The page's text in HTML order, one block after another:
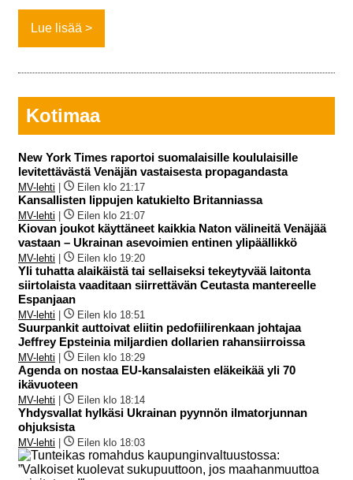
Lue lisää
Kotimaa
New York Times raportoi suomalaisille koululaisille
levitettävästä Venäjän vastaisesta propagandasta
MV-lehti | Eilen klo 21:17
Kansallisten lippujen katukielto Britanniassa
MV-lehti | Eilen klo 21:07
Kiovan joukot käyttäneet kaikkia Naton välineitä Venäjää
vastaan – Ukrainan asevoimien entinen ylipäällikkö
MV-lehti | Eilen klo 19:20
Yli tuhatta alaikäistä tai sellaiseksi tekeytyvää laitonta
siirtolaista vaaditaan siirrettävän Ceutasta mantereelle
Espanjaan
MV-lehti | Eilen klo 18:51
Suurpankit auttoivat eliitin pedofiilirenkaan johtajaa
Jeffrey Epsteinia miljardien dollarien rahansiirroissa
MV-lehti | Eilen klo 18:29
Agenda on nostaa EU-kansalaisten eläkeikää yli 70
ikävuoteen
MV-lehti | Eilen klo 18:14
Yhdysvallat hylkäsi Ukrainan pyynnön ilmatorjunnan
ohjuksista
MV-lehti | Eilen klo 18:03